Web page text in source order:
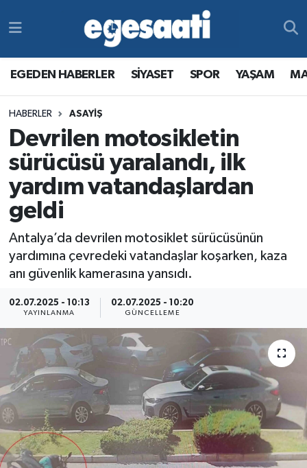
EGEDEN HABERLER SİYASET SPOR YAŞAM
HABERLER ASAYİŞ
Devrilen motosikletin
sürücüsü yaralandı, ilk
yardım vatandaşlardan
geldi
Antalya’da devrilen motosiklet sürücüsünün
yardımına çevredeki vatandaşlar koşarken, kaza
anı güvenlik kamerasına yansıdı.
02.07.2025 - 10:13
YAYINLANMA
02.07.2025 - 10:20
GÜNCELLEME
MAGAZİN
RESMİ REKLAMLAR
YAŞAM
MAGAZİN
Egemax TV
Süper Lig Puan Durumu ve Fikstür
Tüm Manşetler
Son Dakika Haberleri